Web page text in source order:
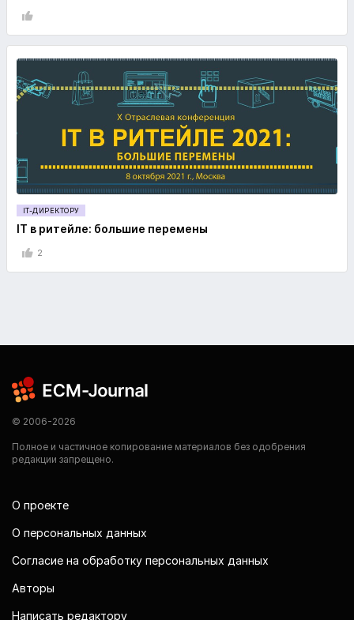
IT-ДИРЕКТОРУ
IT в ритейле: большие перемены
2
© 2006-2026
Полное и частичное копирование материалов без одобрения
редакции запрещено.
О проекте
О персональных данных
Согласие на обработку персональных данных
Авторы
Написать редактору